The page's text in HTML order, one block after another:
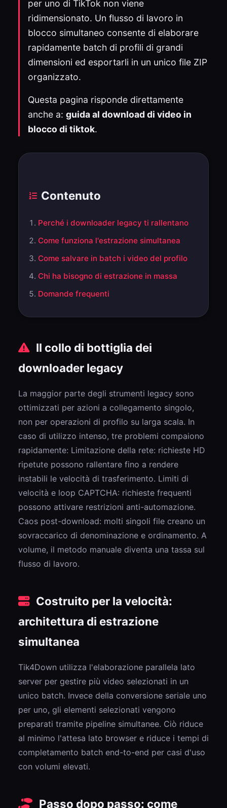
per uno di TikTok non viene
ridimensionato. Un flusso di lavoro in
blocco simultaneo consente di elaborare
rapidamente batch di profili di grandi
dimensioni ed esportarli in un unico file ZIP
organizzato.
Questa pagina risponde direttamente
anche a: guida al download di video in
blocco di tiktok.
Contenuto
Perché i downloader legacy ti rallentano
Come funziona l'estrazione simultanea
Come salvare in batch i video del profilo
Chi ha bisogno di estrazione in massa
Domande frequenti
Il collo di bottiglia dei
downloader legacy
La maggior parte degli strumenti legacy sono
ottimizzati per azioni a collegamento singolo,
non per operazioni di profilo su larga scala. In
caso di utilizzo intenso, tre problemi compaiono
rapidamente: Limitazione della rete: richieste HD
ripetute possono rallentare fino a rendere
instabili le velocità di trasferimento. Limiti di
velocità e loop CAPTCHA: richieste frequenti
possono attivare restrizioni anti-automazione.
Caos post-download: molti singoli file creano un
sovraccarico di denominazione e ordinamento. A
volume, il metodo manuale diventa una tassa sul
flusso di lavoro.
Costruito per la velocità:
architettura di estrazione
simultanea
Tik4Down utilizza l'elaborazione parallela lato
server per gestire più video selezionati in un
unico batch. Invece della conversione seriale uno
per uno, gli elementi selezionati vengono
preparati tramite pipeline simultanee. Ciò riduce
al minimo l'attesa lato browser e riduce i tempi di
completamento batch end-to-end per casi d'uso
con volumi elevati.
Passo dopo passo: come